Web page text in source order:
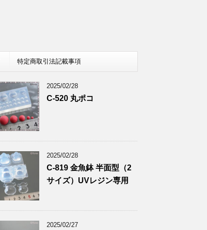
特定商取引法記載事項
2025/02/28
C-520 丸ポコ
2025/02/28
C-819 金魚鉢 半面型（2
サイズ）UVレジン専用
2025/02/27